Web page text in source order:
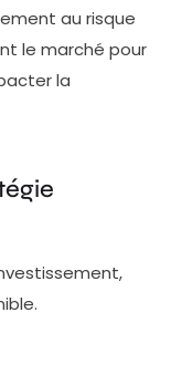
au risque
le marché pour
la